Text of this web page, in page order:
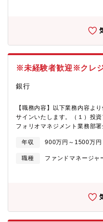
キャンによる電子データ化（
※未経験者歓迎※クレ
銀行
【職務内容】以下業務内容よ
サインいたします。（１）投
フォリオマネジメント業務部
トリスク的に俯瞰し、最適な
を探り、部門内に展開、議論
業務個別案件についてのクレ
行なう・対人及びリサーチ等
ナリオや見方を持った上で、
なフィージビリティースタデ
年収 900万円～1500万円
職種
ファンドマネージャ